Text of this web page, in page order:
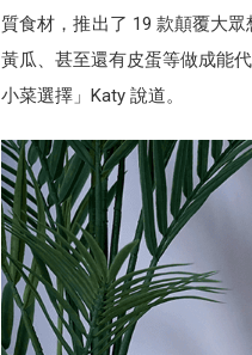
質食材，推出了 19 款顛覆大
黃瓜、甚至還有皮蛋等做成能
小菜選擇」Katy 說道。